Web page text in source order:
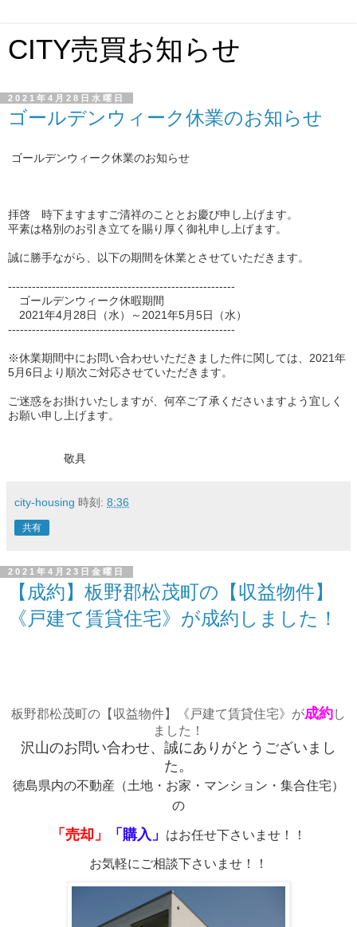
CITY売買お知らせ
2021年4月28日水曜日
ゴールデンウィーク休業のお知らせ
ゴールデンウィーク休業のお知らせ
拝啓 時下ますますご清祥のこととお慶び申し上げます。
平素は格別のお引き立てを賜り厚く御礼申し上げます。
誠に勝手ながら、以下の期間を休業とさせていただきます。
---------------------------------------------------------
ゴールデンウィーク休暇期間
2021年4月28日（水）～2021年5月5日（水）
---------------------------------------------------------
※休業期間中にお問い合わせいただきました件に関しては、2021年
5月6日より順次ご対応させていただきます。
ご迷惑をお掛けいたしますが、何卒ご了承くださいますよう宜しく
お願い申し上げます。
敬具
city-housing 時刻: 8:36
共有
2021年4月23日金曜日
【成約】板野郡松茂町の【収益物件】
《戸建て賃貸住宅》が成約しました！
板野郡松茂町の【収益物件】《戸建て賃貸住宅》が成約し
ました！
沢山のお問い合わせ、誠にありがとうございまし
た。
徳島県内の不動産（土地・お家・マンション・集合住宅）
の
「売却」 「購入」 はお任せ下さいませ！！
お気軽にご相談下さいませ！！